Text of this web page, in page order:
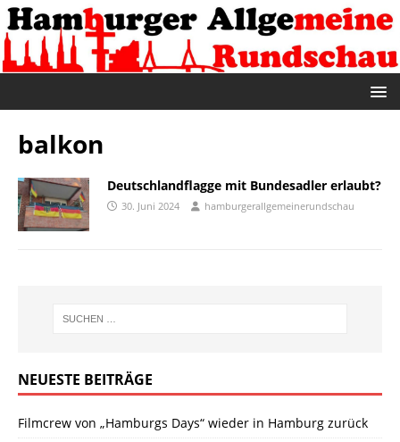
balkon
Deutschlandflagge mit Bundesadler erlaubt?
30. Juni 2024 hamburgerallgemeinerundschau
NEUESTE BEITRÄGE
Filmcrew von „Hamburgs Days“ wieder in Hamburg zurück